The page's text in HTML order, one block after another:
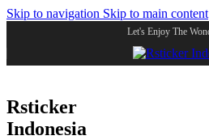
Skip to navigation Skip to main content
Let's Enjoy The
Rsticker
Indonesia